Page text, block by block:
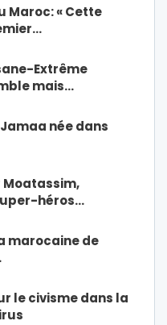
Maroc: « Cette
Extrême
mais…
née dans
Moatassim,
héros…
marocaine de
le civisme dans la